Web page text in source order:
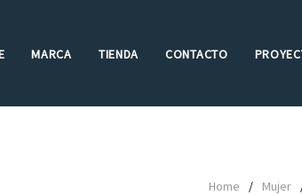
MARCA TIENDA CONTACTO
Home / Mujer